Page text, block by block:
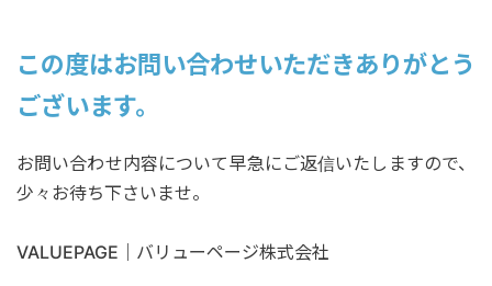
この度はお問い合わせいただきありがとう
ございます。
お問い合わせ内容について早急にご返信いたしますので、
少々お待ち下さいませ。
VALUEPAGE｜バリューページ株式会社